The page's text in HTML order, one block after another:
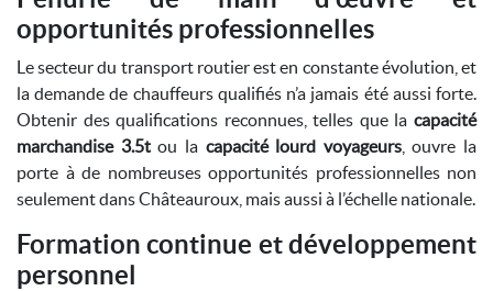
opportunités professionnelles
Le secteur du transport routier est en constante évolution, et
la demande de chauffeurs qualifiés n’a jamais été aussi forte.
Obtenir des qualifications reconnues, telles que la capacité
marchandise 3.5tou la capacité lourd voyageurs, ouvre la
porte à de nombreuses opportunités professionnelles non
seulement dans Châteauroux, mais aussi à l’échelle nationale.
Formation continue et développement
personnel